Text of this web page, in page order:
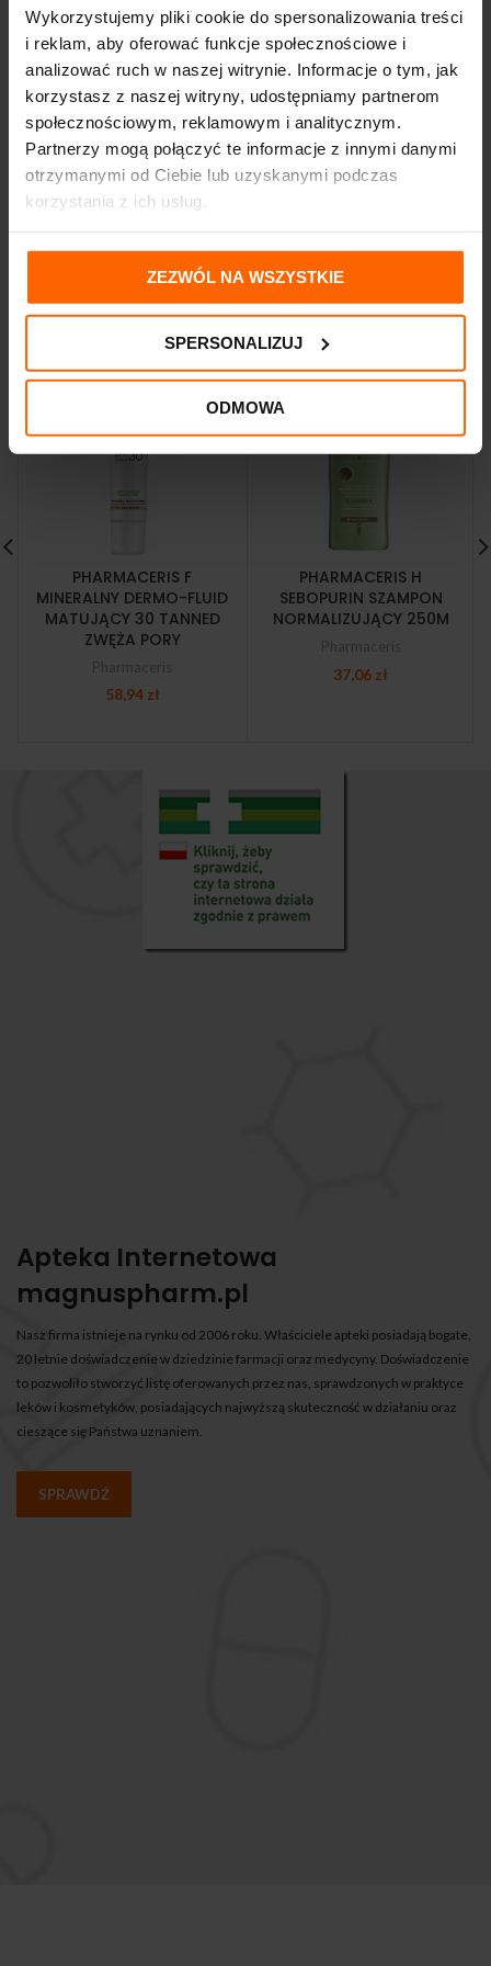
Wykorzystujemy pliki cookie do spersonalizowania treści
i reklam, aby oferować funkcje społecznościowe i
analizować ruch w naszej witrynie. Informacje o tym, jak
korzystasz z naszej witryny, udostępniamy partnerom
społecznościowym, reklamowym i analitycznym.
Partnerzy mogą połączyć te informacje z innymi danymi
otrzymanymi od Ciebie lub uzyskanymi podczas
korzystania z ich usług.
ZEZWÓL NA WSZYSTKIE
SPERSONALIZUJ
ODMOWA
INFORMACJE DODATKOWE
OPINIE (3)
DOSTAWA I PŁATNOŚĆ
PODOBNE PRODUKTY
PHARMACERIS F
MINERALNY DERMO-FLUID
MATUJĄCY 30 TANNED
ZWĘŻA PORY
58,94 zł
PHARMACERIS H
SEBOPURIN SZAMPON
NORMALIZUJĄCY 250M
37,06 zł
Apteka Internetowa
magnuspharm.pl
Nasz firma istnieje na rynku od 2006 roku. Właściciele apteki posiadają bogate,
20 letnie doświadczenie w dziedzinie farmacji oraz medycyny. Doświadczenie
to pozwoliło stworzyć listę oferowanych przez nas, sprawdzonych w praktyce
leków i kosmetyków, posiadających najwyższą skuteczność w działaniu oraz
cieszące się Państwa uznaniem.
SPRAWDŹ